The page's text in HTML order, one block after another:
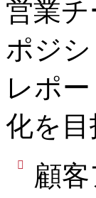
営業
ポジ
レポ
化を目
顧